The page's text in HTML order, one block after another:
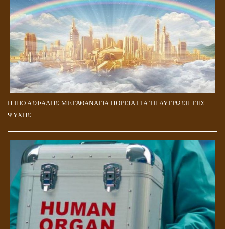
Η ΠΙΟ ΑΣΦΑΛΗΣ ΜΕΤΑΘΑΝΑΤΙΑ ΠΟΡΕΙΑ ΓΙΑ ΤΗ ΛΥΤΡΩΣΗ ΤΗΣ
ΨΥΧΗΣ